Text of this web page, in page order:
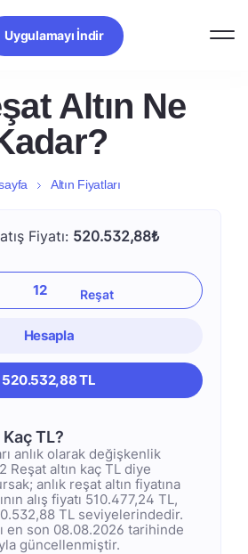
Uygulamayı İndir
Altın Ne
Altın Fiyatları
Fiyatı: 520.532,88₺
Hesapla
520.532,88 TL
TL?
anlık olarak değişkenlik
Reşat altın kaç TL diye
anlık reşat altın fiyatına
alış fiyatı 510.477,24 TL,
TL seviyelerindedir.
en son 08.08.2026 tarihinde
güncellenmiştir.